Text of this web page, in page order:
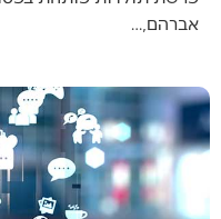
אברהם,…